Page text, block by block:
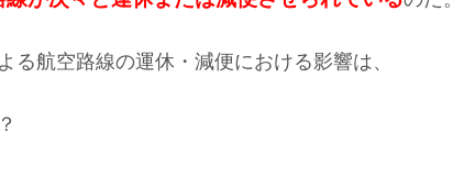
る航空路線の運休・減便における影響は、